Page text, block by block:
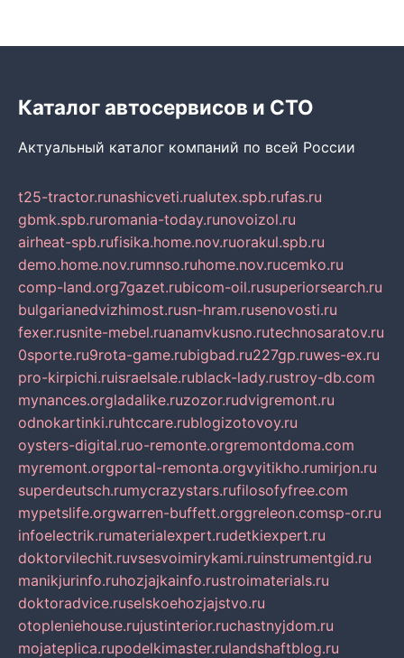
Каталог автосервисов и СТО
Актуальный каталог компаний по всей России
t25-tractor.runashicveti.rualutex.spb.rufas.ru
gbmk.spb.ruromania-today.runovoizol.ru
airheat-spb.rufisika.home.nov.ruorakul.spb.ru
demo.home.nov.rumnso.ruhome.nov.rucemko.ru
comp-land.org7gazet.rubicom-oil.rusuperiorsearch.ru
bulgarianedvizhimost.rusn-hram.rusenovosti.ru
fexer.rusnite-mebel.ruanamvkusno.rutechnosaratov.ru
0sporte.ru9rota-game.rubigbad.ru227gp.ruwes-ex.ru
pro-kirpichi.ruisraelsale.rublack-lady.rustroy-db.com
mynances.orgladalike.ruzozor.rudvigremont.ru
odnokartinki.ruhtccare.rublogizotovoy.ru
oysters-digital.ruo-remonte.orgremontdoma.com
myremont.orgportal-remonta.orgvyitikho.rumirjon.ru
superdeutsch.rumycrazystars.rufilosofyfree.com
mypetslife.orgwarren-buffett.orggreleon.comsp-or.ru
infoelectrik.rumaterialexpert.rudetkiexpert.ru
doktorvilechit.ruvsesvoimirykami.ruinstrumentgid.ru
manikjurinfo.ruhozjajkainfo.rustroimaterials.ru
doktoradvice.ruselskoehozjajstvo.ru
otopleniehouse.rujustinterior.ruchastnyjdom.ru
mojateplica.rupodelkimaster.rulandshaftblog.ru